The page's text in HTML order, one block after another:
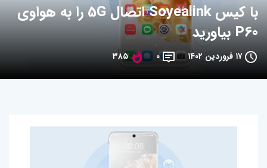
با کیس Soyealink اتصال 5G را به هواوی
P60 بیاورید
۱۷ فروردین ۱۴۰۲ ۰ ۳۸۵